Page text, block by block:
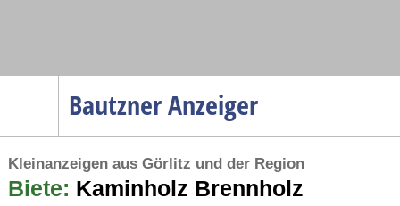
Bautzner Anzeiger
Menüpunkte
Politik
Kleinanzeigen aus Görlitz und der Region
Biete: Kaminholz Brennholz